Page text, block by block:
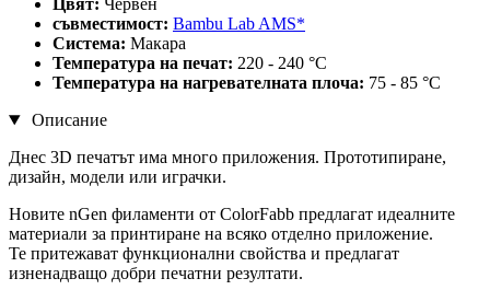
Цвят: Червен
съвместимост: Bambu Lab AMS*
Система: Макара
Температура на печат: 220 - 240 °C
Температура на нагревателната плоча: 75 - 85 °C
Описание
Днес 3D печатът има много приложения. Прототипиране,
дизайн, модели или играчки.
Новите nGen филаменти от ColorFabb предлагат идеалните
материали за принтиране на всяко отделно приложение.
Те притежават функционални свойства и предлагат
изненадващо добри печатни резултати.